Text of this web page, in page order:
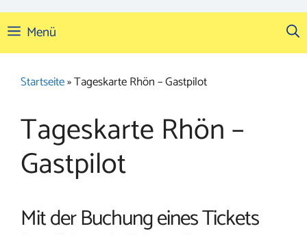
Menü
Startseite»Tageskarte Rhön – Gastpilot
Tageskarte Rhön –
Gastpilot
Mit der Buchung eines Tickets